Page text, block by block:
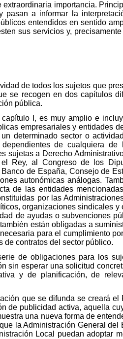
importancia.
a informar la
entendidos en sentido
sus servicios y,
de todos los sujetos que
se recogen en dos capítulos
pública.
I, es muy amplio e
empresariales y entidades
determinado sector o
de cualquiera de
sujetas a Derecho
Rey, al Congreso de los
de España, Consejo de
autonómicas análogas.
de las entidades
por las
organizaciones sindicales
de ayudas o subvenciones
están obligadas a
para el cumplimiento
de contratos del sector público.
de obligaciones para los
sin esperar una solicitud
y de planificación, de
que se difunda se creará
de publicidad activa, aquella
una nueva forma de
la Administración General del
Local puedan adoptar